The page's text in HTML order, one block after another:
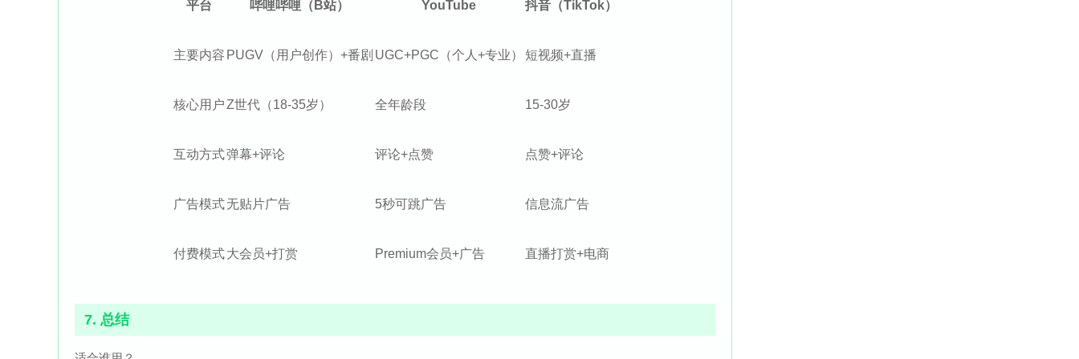
平台 哔哩哔哩（B站） YouTube 抖音（TikTok）
主要内容 PUGV（用户创作）+番剧 UGC+PGC（个人+专业） 短视频+直播
核心用户Z世代（18-35岁） 全年龄段 15-30岁
互动方式弹幕+评论 评论+点赞 点赞+评论
广告模式 无贴片广告 5秒可跳广告 信息流广告
付费模式 大会员+打赏 Premium会员+广告 直播打赏+电商
7. 总结